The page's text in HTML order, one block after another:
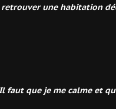
retrouver une habitation
faut que je me calme et